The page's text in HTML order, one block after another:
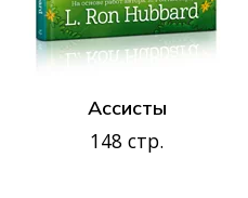
Ассисты
148 стр.